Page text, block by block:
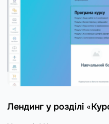
Лендинг у розділі «